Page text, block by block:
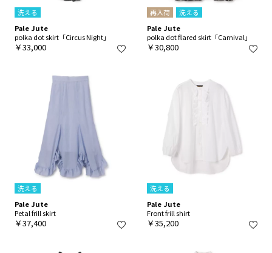
洗える
Pale Jute
polka dot skirt「Circus Night」
￥33,000
再入荷
洗える
Pale Jute
polka dot flared skirt「Carnival」
￥30,800
洗える
Pale Jute
Petal frill skirt
￥37,400
洗える
Pale Jute
Front frill shirt
￥35,200